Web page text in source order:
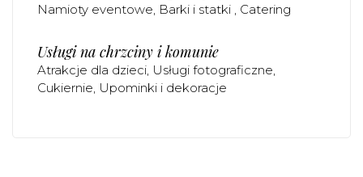
Namioty eventowe Barki i statki Catering
Usługi na chrzciny i komunie
Atrakcje dla dzieci Usługi fotograficzne
Cukiernie Upominki i dekoracje